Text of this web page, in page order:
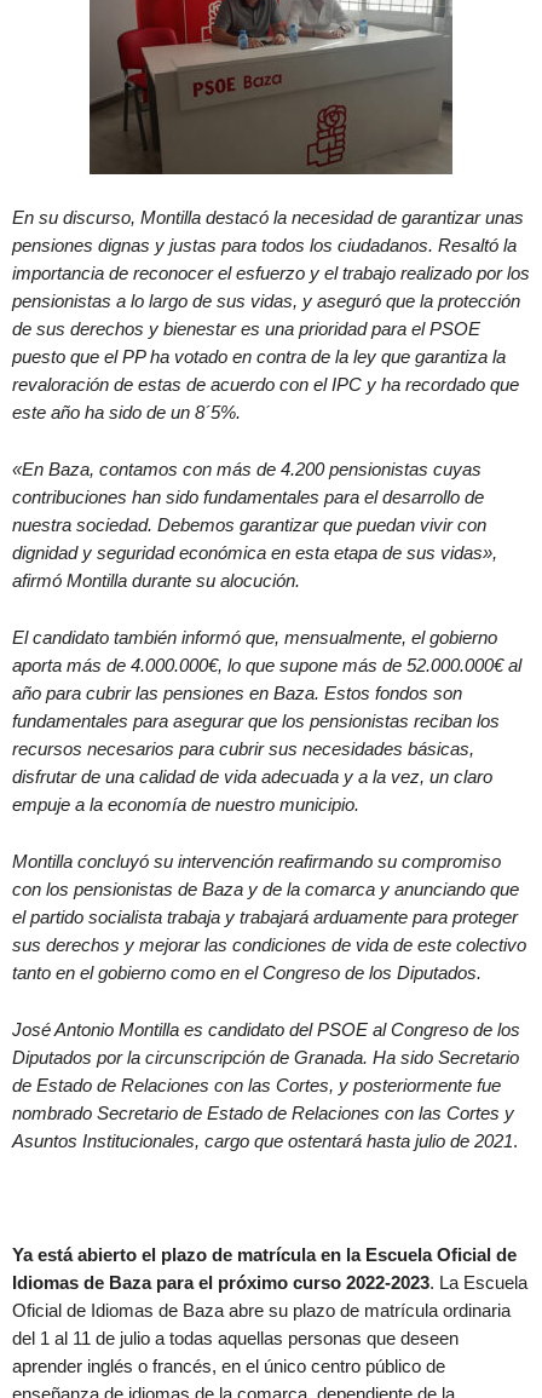
En su discurso, Montilla destacó la necesidad de garantizar unas
pensiones dignas y justas para todos los ciudadanos. Resaltó la
importancia de reconocer el esfuerzo y el trabajo realizado por los
pensionistas a lo largo de sus vidas, y aseguró que la protección
de sus derechos y bienestar es una prioridad para el PSOE
puesto que el PP ha votado en contra de la ley que garantiza la
revaloración de estas de acuerdo con el IPC y ha recordado que
este año ha sido de un 8´5%.
«En Baza, contamos con más de 4.200 pensionistas cuyas
contribuciones han sido fundamentales para el desarrollo de
nuestra sociedad. Debemos garantizar que puedan vivir con
dignidad y seguridad económica en esta etapa de sus vidas»,
afirmó Montilla durante su alocución.
El candidato también informó que, mensualmente, el gobierno
aporta más de 4.000.000€, lo que supone más de 52.000.000€ al
año para cubrir las pensiones en Baza. Estos fondos son
fundamentales para asegurar que los pensionistas reciban los
recursos necesarios para cubrir sus necesidades básicas,
disfrutar de una calidad de vida adecuada y a la vez, un claro
empuje a la economía de nuestro municipio.
Montilla concluyó su intervención reafirmando su compromiso
con los pensionistas de Baza y de la comarca y anunciando que
el partido socialista trabaja y trabajará arduamente para proteger
sus derechos y mejorar las condiciones de vida de este colectivo
tanto en el gobierno como en el Congreso de los Diputados.
José Antonio Montilla es candidato del PSOE al Congreso de los
Diputados por la circunscripción de Granada. Ha sido Secretario
de Estado de Relaciones con las Cortes, y posteriormente fue
nombrado Secretario de Estado de Relaciones con las Cortes y
Asuntos Institucionales, cargo que ostentará hasta julio de 2021.
Ya está abierto el plazo de matrícula en la Escuela Oficial de
Idiomas de Baza para el próximo curso 2022-2023. La Escuela
Oficial de Idiomas de Baza abre su plazo de matrícula ordinaria
del 1 al 11 de julio a todas aquellas personas que deseen
aprender inglés o francés, en el único centro público de
enseñanza de idiomas de la comarca, dependiente de la